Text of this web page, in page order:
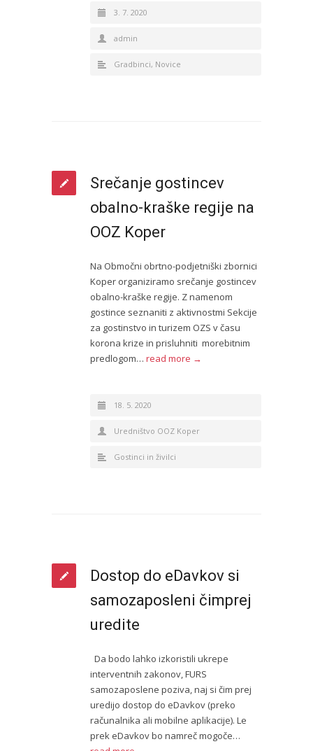
3. 7. 2020
admin
Gradbinci, Novice
Srečanje gostincev
obalno-kraške regije na
OOZ Koper
Na Območni obrtno-podjetniški zbornici
Koper organiziramo srečanje gostincev
obalno-kraške regije. Z namenom
gostince seznaniti z aktivnostmi Sekcije
za gostinstvo in turizem OZS v času
korona krize in prisluhniti morebitnim
predlogom… read more →
18. 5. 2020
Uredništvo OOZ Koper
Gostinci in živilci
Dostop do eDavkov si
samozaposleni čimprej
uredite
Da bodo lahko izkoristili ukrepe
interventnih zakonov, FURS
samozaposlene poziva, naj si čim prej
uredijo dostop do eDavkov (preko
računalnika ali mobilne aplikacije). Le
prek eDavkov bo namreč mogoče…